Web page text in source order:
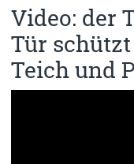
Video: der
Tür
Teich und